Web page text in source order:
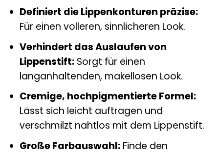
Definiert die Lippenkonturen präzise:
Für einen volleren, sinnlicheren Look.
Verhindert das Auslaufen von
Lippenstift:Sorgt für einen
langanhaltenden, makellosen Look.
Cremige, hochpigmentierte Formel:
Lässt sich leicht auftragen und
verschmilzt nahtlos mit dem Lippenstift.
Große Farbauswahl:Finde den